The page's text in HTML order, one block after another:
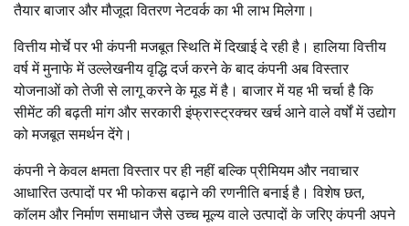
तैयार बाजार और मौजूदा वितरण नेटवर्क का भी लाभ मिलेगा।
वित्तीय मोर्चे पर भी कंपनी मजबूत स्थिति में दिखाई दे रही है। हालिया वित्तीय
वर्ष में मुनाफे में उल्लेखनीय वृद्धि दर्ज करने के बाद कंपनी अब विस्तार
योजनाओं को तेजी से लागू करने के मूड में है। बाजार में यह भी चर्चा है कि
सीमेंट की बढ़ती मांग और सरकारी इंफ्रास्ट्रक्चर खर्च आने वाले वर्षों में उद्योग
को मजबूत समर्थन देंगे।
कंपनी ने केवल क्षमता विस्तार पर ही नहीं बल्कि प्रीमियम और नवाचार
आधारित उत्पादों पर भी फोकस बढ़ाने की रणनीति बनाई है। विशेष छत,
कॉलम और निर्माण समाधान जैसे उच्च मूल्य वाले उत्पादों के जरिए कंपनी अपने